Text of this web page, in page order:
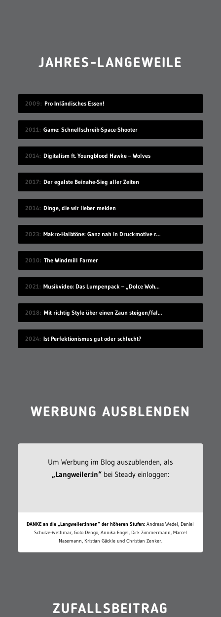
JAHRES-LANGEWEILE
2009 Pro Inländisches Essen!
2011 Game: Schnellschreib-Space-Shooter
2014 Digitalism ft. Youngblood Hawke – Wolves
2017 Der egalste Beinahe-Sieg aller Zeiten
2014 Dinge, die wir lieber meiden
2023 Makro-Halbtöne: Ganz nah in Druckmotive reingezoomt
2010 The Windmill Farmer
2021 Musikvideo: Das Lumpenpack – „Dolce Wohnen“
2018 Mit richtig Style über einen Zaun steigen/fallen
2024 Ist Perfektionismus gut oder schlecht?
WERBUNG AUSBLENDEN
Um Werbung im Blog auszublenden, als
„Langweiler:in“bei Steady einloggen:
DANKE an die „Langweiler:innen“ der höheren Stufen: Andreas Wedel, Daniel
Schulze-Wethmar, Goto Dengo, Annika Engel, Dirk Zimmermann, Marcel
Nasemann, Kristian Gäckle und Christian Zenker.
ZUFALLSBEITRAG